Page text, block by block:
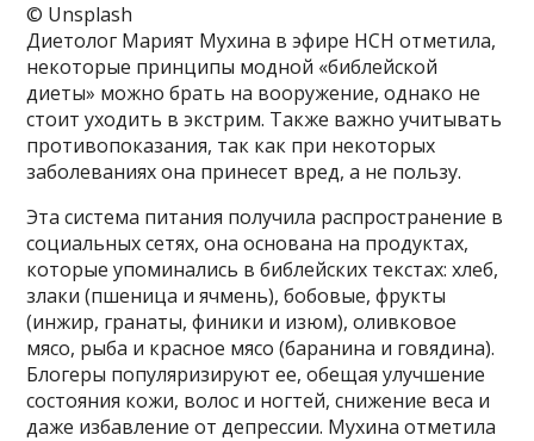
© Unsplash
Диетолог Марият Мухина в эфире НСН отметила,
некоторые принципы модной «библейской
диеты» можно брать на вооружение, однако не
стоит уходить в экстрим. Также важно учитывать
противопоказания, так как при некоторых
заболеваниях она принесет вред, а не пользу.
Эта система питания получила распространение в
социальных сетях, она основана на продуктах,
которые упоминались в библейских текстах: хлеб,
злаки (пшеница и ячмень), бобовые, фрукты
(инжир, гранаты, финики и изюм), оливковое
мясо, рыба и красное мясо (баранина и говядина).
Блогеры популяризируют ее, обещая улучшение
состояния кожи, волос и ногтей, снижение веса и
даже избавление от депрессии. Мухина отметила